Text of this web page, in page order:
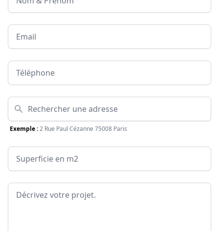
Email
Téléphone
Adresse
Exemple :2 Rue Paul Cézanne 75008 Paris
Surface
Message